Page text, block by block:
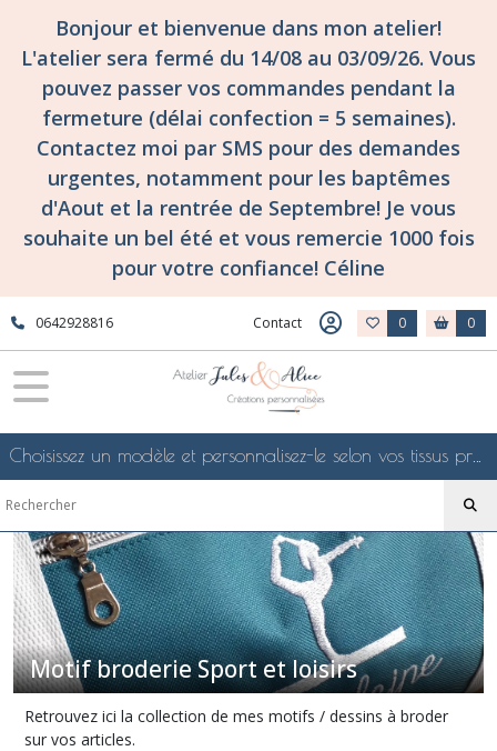
Bonjour et bienvenue dans mon atelier!
L'atelier sera fermé du 14/08 au 03/09/26. Vous
pouvez passer vos commandes pendant la
fermeture (délai confection = 5 semaines).
Contactez moi par SMS pour des demandes
urgentes, notamment pour les baptêmes
d'Aout et la rentrée de Septembre! Je vous
souhaite un bel été et vous remercie 1000 fois
pour votre confiance! Céline
0642928816 Contact 0 0
Choisissez un modèle et personnalisez-le selon vos tissus préférés de mes collections en ligne, je le confectionnerai selon vos souhaits
Motif broderie Sport et loisirs
Retrouvez ici la collection de mes motifs / dessins à broder
sur vos articles.
Fermer
FILTRES
Tous
produits
Collection
motif
broderie
broderie
Sport
loisirs
(19)
Chasse
et
pêche
(3)
Musique,
Théatre